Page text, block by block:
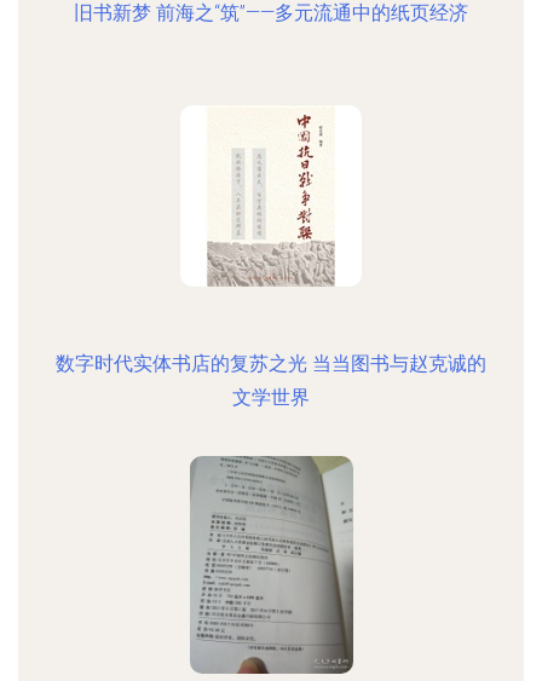
旧书新梦 前海之“筑”——多元流通中的纸页经济
数字时代实体书店的复苏之光 当当图书与赵克诚的
文学世界